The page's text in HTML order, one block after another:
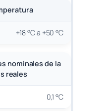
+18 °C a +50 °C
nominales de la
reales
0,1 °C